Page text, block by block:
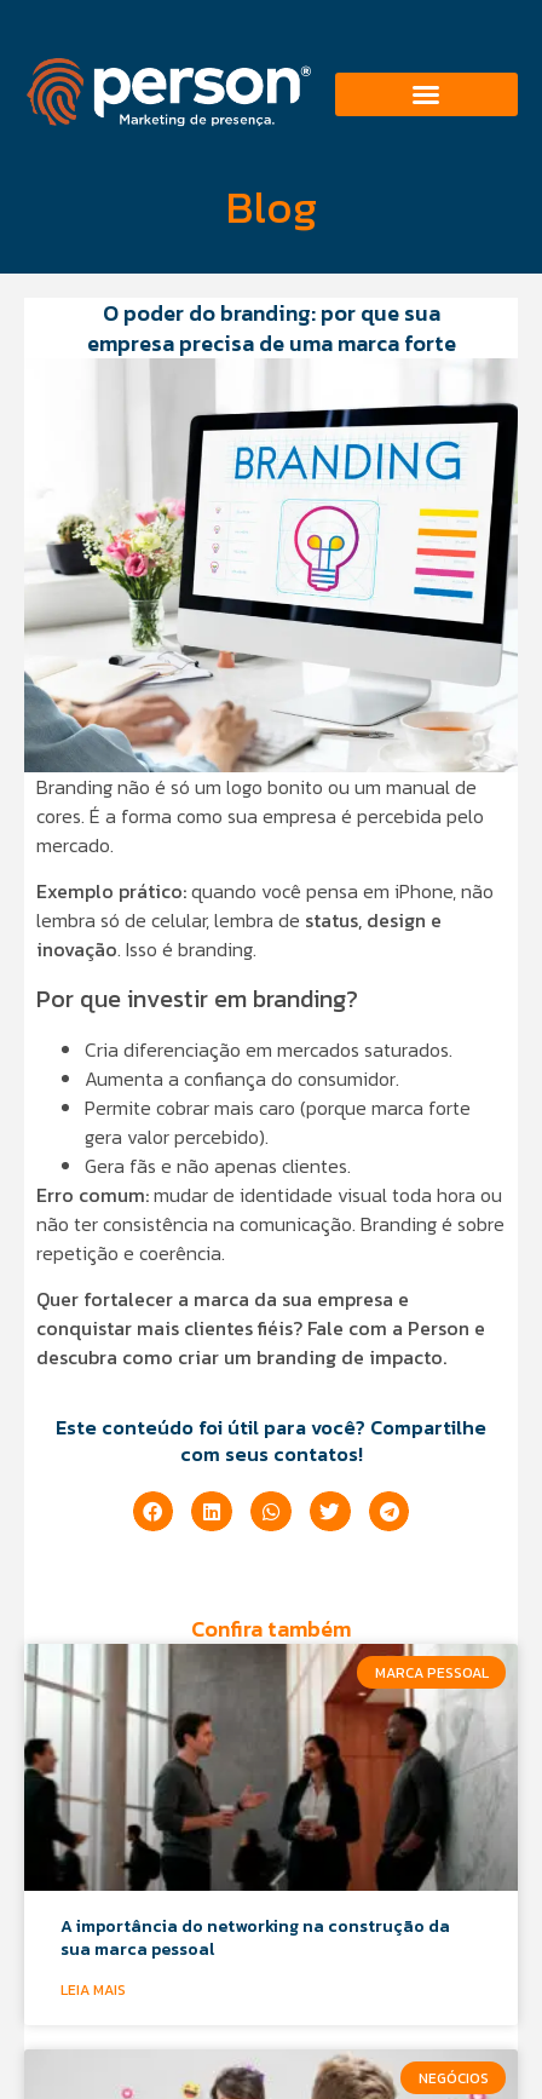
Blog
O poder do branding: por que sua
empresa precisa de uma marca forte
Branding não é só um logo bonito ou um manual de
cores. É a forma como sua empresa é percebida pelo
mercado.
Exemplo prático:quando você pensa em iPhone, não
lembra só de celular, lembra de status, design e
inovação. Isso é branding.
Por que investir em branding?
Cria diferenciação em mercados saturados.
Aumenta a confiança do consumidor.
Permite cobrar mais caro (porque marca forte
gera valor percebido).
Gera fãs e não apenas clientes.
Erro comum:mudar de identidade visual toda hora ou
não ter consistência na comunicação. Branding é sobre
repetição e coerência.
Quer fortalecer a marca da sua empresa e
conquistar mais clientes fiéis? Fale com a Person e
descubra como criar um branding de impacto.
Este conteúdo foi útil para você? Compartilhe
com seus contatos!
Confira também
MARCA PESSOAL
A importância do networking na construção da
sua marca pessoal
LEIA MAIS
NEGÓCIOS